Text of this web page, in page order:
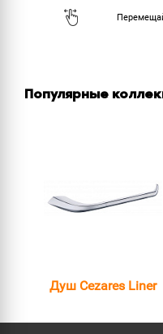
Популярные
Душ Cezares Liner